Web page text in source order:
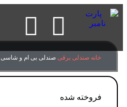
خانه صندلی برقی صندلی بی ام و شاسی X6 مموری فعال
فروخته شده